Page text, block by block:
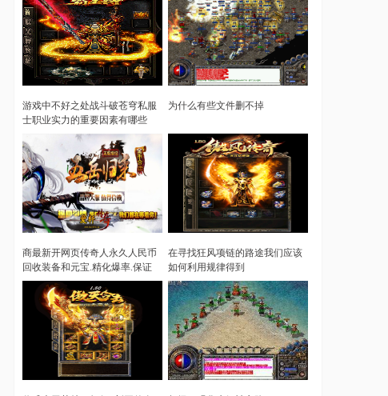
游戏中不好之处战斗破苍穹私服
士职业实力的重要因素有哪些
为什么有些文件删不掉
商最新开网页传奇人永久人民币
回收装备和元宝.精化爆率.保证
物价
在寻找狂风项链的路途我们应该
如何利用规律得到